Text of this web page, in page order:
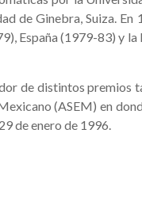
de Ginebra, Suiza.
España (1979-83) y
de distintos premios
(ASEM) en
de enero de 1996.